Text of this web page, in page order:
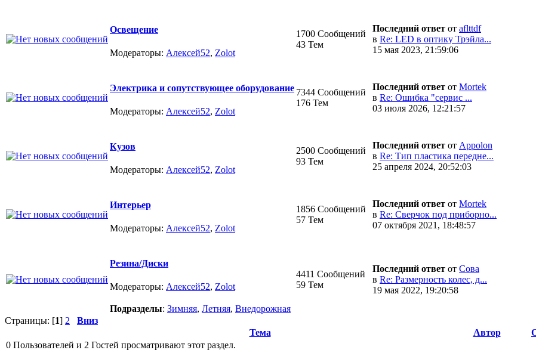
Освещение
Модераторы: Алексей52, Zolot
1700 Сообщений
43 Тем
Последний ответ от aflttdf
в Re: LED в оптику Трэйла...
15 мая 2023, 21:59:06
Электрика и сопутствующее оборудование
Модераторы: Алексей52, Zolot
7344 Сообщений
176 Тем
Последний ответ от Mortek
в Re: Ошибка "сервис ...
03 июля 2026, 12:21:57
Кузов
Модераторы: Алексей52, Zolot
2500 Сообщений
93 Тем
Последний ответ от Appolon
в Re: Тип пластика передне...
25 апреля 2024, 20:52:03
Интерьер
Модераторы: Алексей52, Zolot
1856 Сообщений
57 Тем
Последний ответ от Mortek
в Re: Сверчок под приборно...
07 октября 2021, 18:48:57
Резина/Диски
Модераторы: Алексей52, Zolot
4411 Сообщений
59 Тем
Последний ответ от Cова
в Re: Размерность колес, д...
19 мая 2022, 19:20:58
Подразделы: Зимняя, Летняя, Внедорожная
Страницы: [1] 2
Вниз
Тема
Автор
0 Пользователей и 2 Гостей просматривают этот раздел.